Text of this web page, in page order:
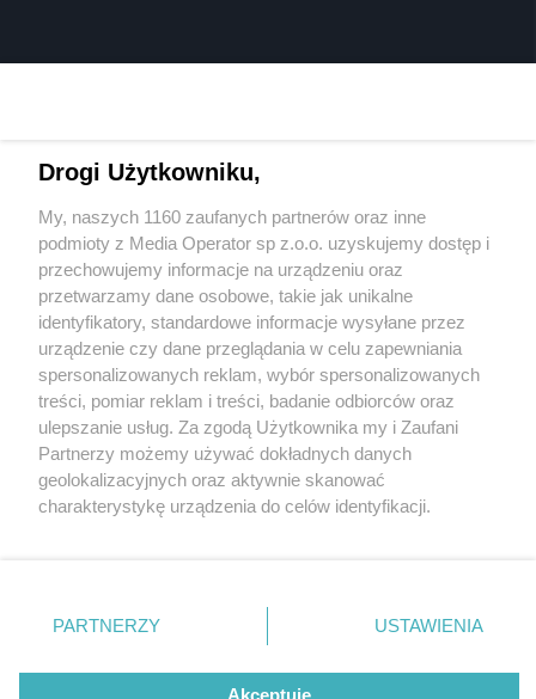
2 / 0
Wydawca mediów lokalnych
Nie zapomnij
zapoznać się z:
polityką prywatności regulamin korzystania z portali
Twojemiasto
Piekary Śląskie
Chorzów
Tarnowskie Góry
Gliwice
Skontakuj sięz nami
Kontakt
Wydawca
Redakcja
Drogi Użytkowniku,
My, naszych 1160 zaufanych partnerów oraz inne
podmioty z Media Operator sp z.o.o. uzyskujemy dostęp i
przechowujemy informacje na urządzeniu oraz
przetwarzamy dane osobowe, takie jak unikalne
identyfikatory, standardowe informacje wysyłane przez
urządzenie czy dane przeglądania w celu zapewniania
spersonalizowanych reklam, wybór spersonalizowanych
treści, pomiar reklam i treści, badanie odbiorców oraz
ulepszanie usług. Za zgodą Użytkownika my i Zaufani
Partnerzy możemy używać dokładnych danych
geolokalizacyjnych oraz aktywnie skanować
charakterystykę urządzenia do celów identyfikacji.
zmienić/wycofać klikając przycisk ustawień prywatności
znajdujący się w lewym dolnym rogu strony
rodzaje przetwarzania danych nie wymagają zgody
użytkownika, ale masz prawo sprzeciwić się takiemu
PARTNERZY USTAWIENIA
Akceptuję